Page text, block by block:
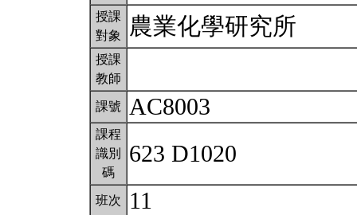
授課
對象
農業化學研究所
授課
教師
課號 AC8003
課程
識別
碼
623 D1020
班次 11